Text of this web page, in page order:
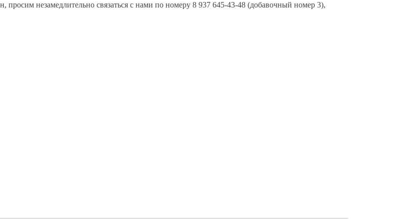
незамедлительно связаться с нами по номеру 8 937 645-43-48 (добавочный номер 3),